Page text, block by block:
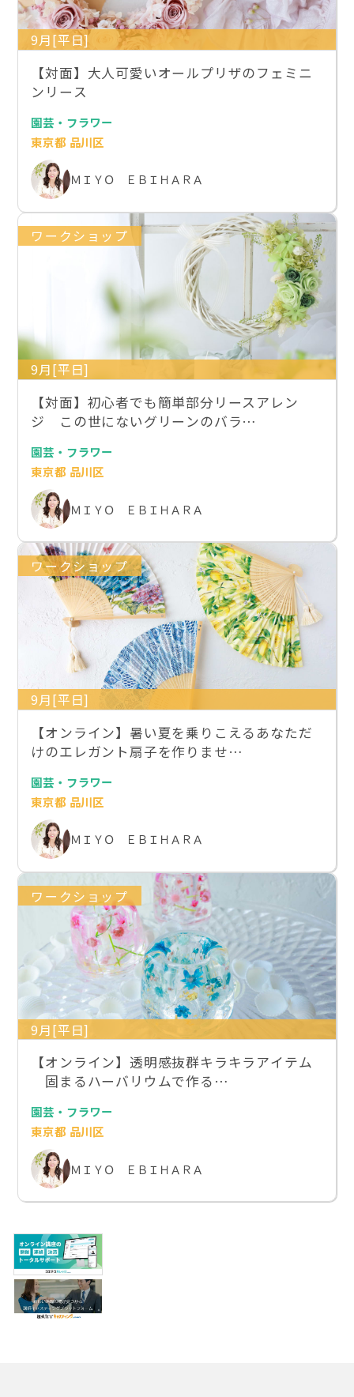
9月[平日]
【対面】大人可愛いオールプリザのフェミニ
ンリース
園芸・フラワー
東京都 品川区
ＭＩＹＯ ＥＢＩＨＡＲＡ
ワークショップ
9月[平日]
【対面】初心者でも簡単部分リースアレン
ジ この世にないグリーンのバラ…
園芸・フラワー
東京都 品川区
ＭＩＹＯ ＥＢＩＨＡＲＡ
ワークショップ
9月[平日]
【オンライン】暑い夏を乗りこえるあなただ
けのエレガント扇子を作りませ…
園芸・フラワー
東京都 品川区
ＭＩＹＯ ＥＢＩＨＡＲＡ
ワークショップ
9月[平日]
【オンライン】透明感抜群キラキラアイテム
固まるハーバリウムで作る…
園芸・フラワー
東京都 品川区
ＭＩＹＯ ＥＢＩＨＡＲＡ